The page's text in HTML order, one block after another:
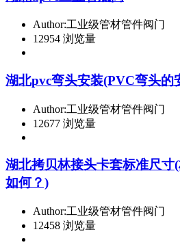
Author:工业级管材管件阀门
12954 浏览量
湖北pvc弯头安装(PVC弯头的
Author:工业级管材管件阀门
12677 浏览量
湖北拷贝林接头卡套标准尺寸
如何？)
Author:工业级管材管件阀门
12458 浏览量